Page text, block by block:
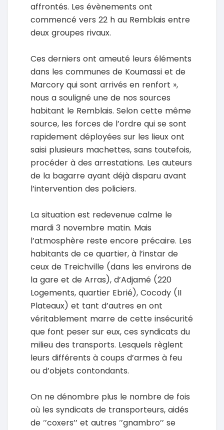
affrontés. Les évènements ont
commencé vers 22 h au Remblais entre
deux groupes rivaux.
Ces derniers ont ameuté leurs éléments
dans les communes de Koumassi et de
Marcory qui sont arrivés en renfort »,
nous a souligné une de nos sources
habitant le Remblais. Selon cette même
source, les forces de l’ordre qui se sont
rapidement déployées sur les lieux ont
saisi plusieurs machettes, sans toutefois,
procéder à des arrestations. Les auteurs
de la bagarre ayant déjà disparu avant
l’intervention des policiers.
La situation est redevenue calme le
mardi 3 novembre matin. Mais
l’atmosphère reste encore précaire. Les
habitants de ce quartier, à l’instar de
ceux de Treichville (dans les environs de
la gare et de Arras), d’Adjamé (220
Logements, quartier Ebrié), Cocody (II
Plateaux) et tant d’autres en ont
véritablement marre de cette insécurité
que font peser sur eux, ces syndicats du
milieu des transports. Lesquels règlent
leurs différents à coups d’armes à feu
ou d’objets contondants.
On ne dénombre plus le nombre de fois
où les syndicats de transporteurs, aidés
de ‘’coxers’’ et autres ‘’gnambro’’ se